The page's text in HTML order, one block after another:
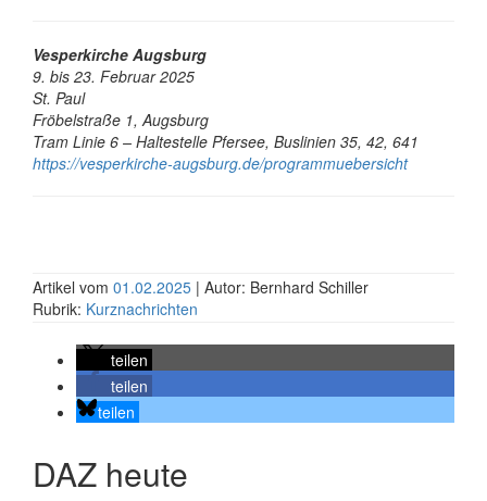
Vesperkirche Augsburg
9. bis 23. Februar 2025
St. Paul
Fröbelstraße 1, Augsburg
Tram Linie 6 – Haltestelle Pfersee, Buslinien 35, 42, 641
https://vesperkirche-augsburg.de/programmuebersicht
Artikel vom 01.02.2025 | Autor: Bernhard Schiller
Rubrik: Kurznachrichten
teilen
teilen
teilen
DAZ heute